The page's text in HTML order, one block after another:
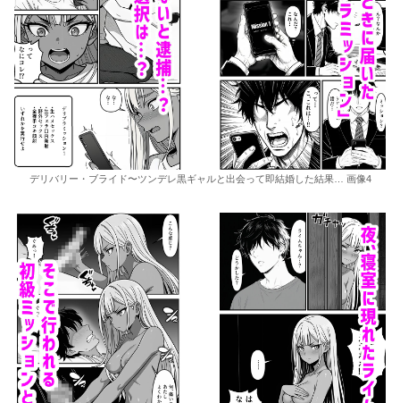
デリバリー・ブライド〜ツンデレ黒ギャルと出会って即結婚した結果… 画像4